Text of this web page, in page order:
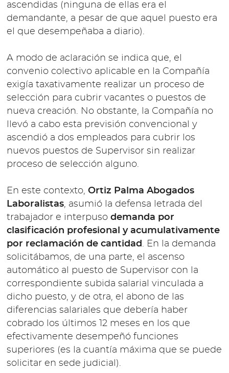
ascendidas (ninguna de ellas era el
demandante, a pesar de que aquel puesto era
el que desempeñaba a diario).
A modo de aclaración se indica que, el
convenio colectivo aplicable en la Compañía
exigía taxativamente realizar un proceso de
selección para cubrir vacantes o puestos de
nueva creación. No obstante, la Compañía no
llevó a cabo esta previsión convencional y
ascendió a dos empleados para cubrir los
nuevos puestos de Supervisor sin realizar
proceso de selección alguno.
En este contexto,Ortiz Palma Abogados
Laboralistas, asumió la defensa letrada del
trabajador e interpusodemanda por
clasificación profesional y acumulativamente
por reclamación de cantidad. En la demanda
solicitábamos, de una parte, el ascenso
automático al puesto de Supervisor con la
correspondiente subida salarial vinculada a
dicho puesto, y de otra, el abono de las
diferencias salariales que debería haber
cobrado los últimos 12 meses en los que
efectivamente desempeñó funciones
superiores (es la cuantía máxima que se puede
solicitar en sede judicial).